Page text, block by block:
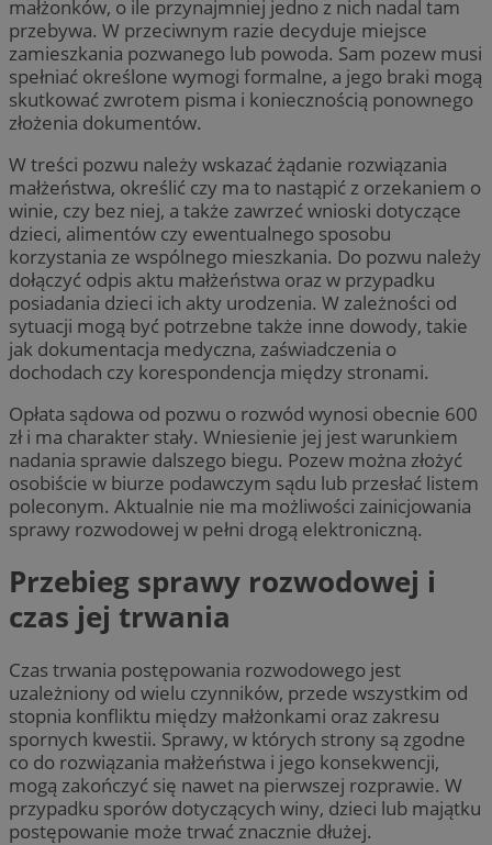
małżonków, o ile przynajmniej jedno z nich nadal tam
przebywa. W przeciwnym razie decyduje miejsce
zamieszkania pozwanego lub powoda. Sam pozew musi
spełniać określone wymogi formalne, a jego braki mogą
skutkować zwrotem pisma i koniecznością ponownego
złożenia dokumentów.
W treści pozwu należy wskazać żądanie rozwiązania
małżeństwa, określić czy ma to nastąpić z orzekaniem o
winie, czy bez niej, a także zawrzeć wnioski dotyczące
dzieci, alimentów czy ewentualnego sposobu
korzystania ze wspólnego mieszkania. Do pozwu należy
dołączyć odpis aktu małżeństwa oraz w przypadku
posiadania dzieci ich akty urodzenia. W zależności od
sytuacji mogą być potrzebne także inne dowody, takie
jak dokumentacja medyczna, zaświadczenia o
dochodach czy korespondencja między stronami.
Opłata sądowa od pozwu o rozwód wynosi obecnie 600
zł i ma charakter stały. Wniesienie jej jest warunkiem
nadania sprawie dalszego biegu. Pozew można złożyć
osobiście w biurze podawczym sądu lub przesłać listem
poleconym. Aktualnie nie ma możliwości zainicjowania
sprawy rozwodowej w pełni drogą elektroniczną.
Przebieg sprawy rozwodowej i
czas jej trwania
Czas trwania postępowania rozwodowego jest
uzależniony od wielu czynników, przede wszystkim od
stopnia konfliktu między małżonkami oraz zakresu
spornych kwestii. Sprawy, w których strony są zgodne
co do rozwiązania małżeństwa i jego konsekwencji,
mogą zakończyć się nawet na pierwszej rozprawie. W
przypadku sporów dotyczących winy, dzieci lub majątku
postępowanie może trwać znacznie dłużej.